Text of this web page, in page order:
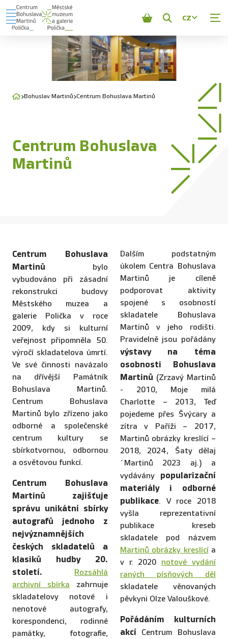
Zobrazit
vyhledávání
CZ
Bohuslav Martinů Centrum Bohuslava Martinů
Centrum Bohuslava
Martinů
Centrum Bohuslava
Martinů bylo
vybudováno při zásadní
rekonstrukci budovy
Městského muzea a
galerie Polička v roce
2009, kdy si kulturní
veřejnost připomněla 50.
výročí skladatelova úmrtí.
Ve své činnosti navázalo
na dřívější Památník
Bohuslava Martinů.
Centrum Bohuslava
Martinů bylo zřízeno jako
odborné a společenské
centrum kultury se
sbírkotvornou, odbornou
a osvětovou funkcí.
Centrum Bohuslava
Martinů zajišťuje
správu unikátní sbírky
autografů jednoho z
nejvýznamnějších
českých skladatelů a
klasiků hudby 20.
století.
Rozsáhlá
archivní sbírka zahrnuje
skladatelovy notové i
nenotové autografy,
korespondenci, rodinné
památky, fotografie,
Dalším podstatným
úkolem Centra Bohuslava
Martinů je cíleně
podporovat aktivity
spojené s osobností
skladatele Bohuslava
Martinů v jeho rodišti.
Pravidelně jsou pořádány
výstavy na téma
osobnosti Bohuslava
Martinů(Zrzavý Martinů
- 2010, Moje milá
Charlotte – 2013, Teď
pojedeme přes Švýcary a
zítra v Paříži – 2017,
Martinů obrázky kreslící –
2018, 2024, Šaty dělaj
´Martinů 2023 aj.) a
vydávány popularizační
materiály i odborné
publikace. V roce 2018
vyšla reprezentativní
publikace kreseb
skladatele pod názvem
Martinů obrázky kreslícía
v r. 2020 notové vydání
raných písňových děl
skladatele věnovaných
pěvkyni Olze Valouškové.
Pořádáním kulturních
akcíCentrum Bohuslava